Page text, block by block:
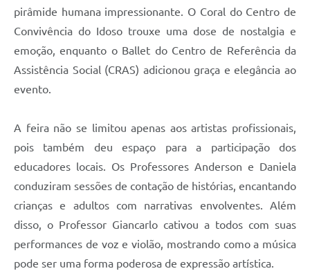
A Prefeitura
Enquete
Agenda
pirâmide humana impressionante. O Coral do Centro de
Convivência do Idoso trouxe uma dose de nostalgia e
emoção, enquanto o Ballet do Centro de Referência da
Assistência Social (CRAS) adicionou graça e elegância ao
evento.
A feira não se limitou apenas aos artistas profissionais,
pois também deu espaço para a participação dos
educadores locais. Os Professores Anderson e Daniela
conduziram sessões de contação de histórias, encantando
crianças e adultos com narrativas envolventes. Além
disso, o Professor Giancarlo cativou a todos com suas
performances de voz e violão, mostrando como a música
pode ser uma forma poderosa de expressão artística.